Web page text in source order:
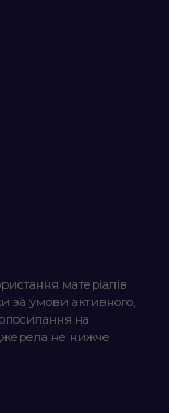
матеріалів
за умови активного,
на
не нижче